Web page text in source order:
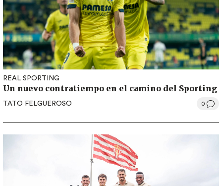
REAL SPORTING
Un nuevo contratiempo en el camino del Sporting
TATO FELGUEROSO 0